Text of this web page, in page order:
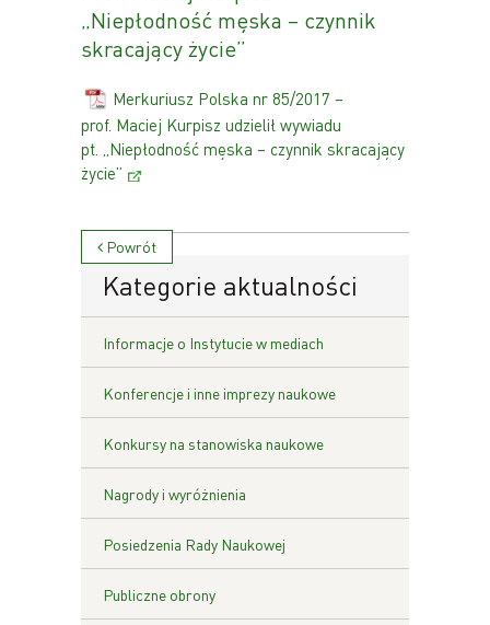
„Niepłodność męska – czynnik
skracający życie”
Merkuriusz Polska nr 85/2017 –
prof. Maciej Kurpisz udzielił wywiadu
pt. „Niepłodność męska – czynnik skracający
życie”
Powrót
Kategorie aktualności
Informacje o Instytucie w mediach
Konferencje i inne imprezy naukowe
Konkursy na stanowiska naukowe
Nagrody i wyróżnienia
Posiedzenia Rady Naukowej
Publiczne obrony